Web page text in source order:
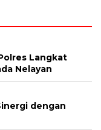
Langkat
Nelayan
dengan